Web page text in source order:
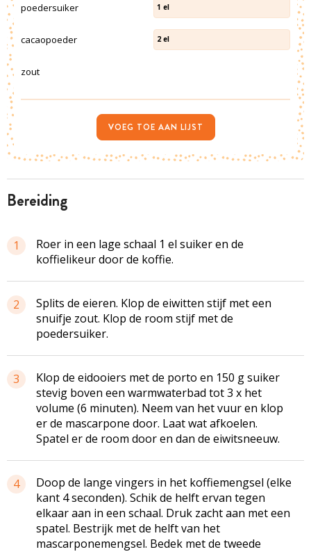
bereiding
1
Roer in een lage schaal 1 el suiker en de
koffielikeur door de koffie.
2
Splits de eieren. Klop de eiwitten stijf met een
snuifje zout. Klop de room stijf met de
poedersuiker.
3
Klop de eidooiers met de porto en 150 g suiker
stevig boven een warmwaterbad tot 3 x het
volume (6 minuten). Neem van het vuur en klop
er de mascarpone door. Laat wat afkoelen.
Spatel er de room door en dan de eiwitsneeuw.
4
Doop de lange vingers in het koffiemengsel (elke
kant 4 seconden). Schik de helft ervan tegen
elkaar aan in een schaal. Druk zacht aan met een
spatel. Bestrijk met de helft van het
mascarponemengsel. Bedek met de tweede
poedersuiker 1 el
cacaopoeder 2 el
zout
VOEG TOE AAN LIJST